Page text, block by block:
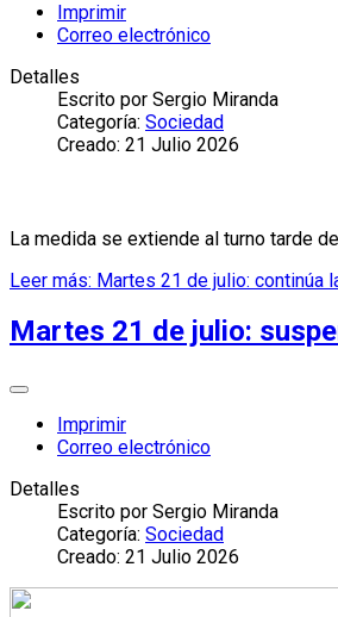
Imprimir
Correo electrónico
Detalles
Escrito por Sergio Miranda
Categoría: Sociedad
Creado: 21 Julio 2026
La medida se extiende al turno tarde
Leer más: Martes 21 de julio:
Martes 21 de julio:
Imprimir
Correo electrónico
Detalles
Escrito por Sergio Miranda
Categoría: Sociedad
Creado: 21 Julio 2026